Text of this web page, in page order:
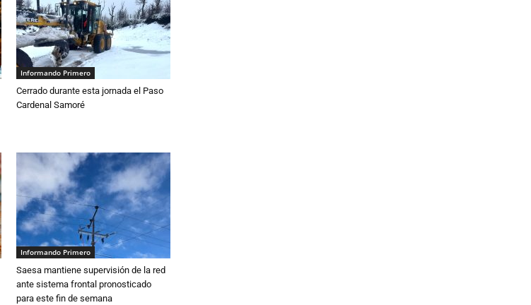
Informando Primero
Cerrado durante esta jornada el Paso
Cardenal Samoré
Informando Primero
Saesa mantiene supervisión de la red
ante sistema frontal pronosticado
para este fin de semana